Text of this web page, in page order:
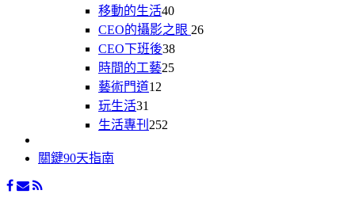
移動的生活40
CEO的攝影之眼 26
CEO下班後38
時間的工藝25
藝術門道12
玩生活31
生活專刊 252
關鍵90天指南